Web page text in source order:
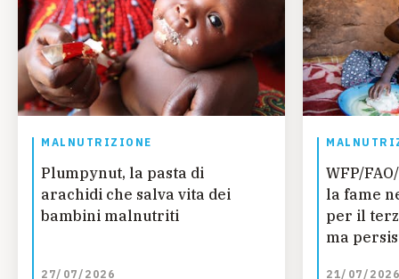
MALNUTRIZIONE
Plumpynut, la pasta di
arachidi che salva vita dei
bambini malnutriti
27/07/2026
WFP/
la fame
per il
ma
21/07/2026